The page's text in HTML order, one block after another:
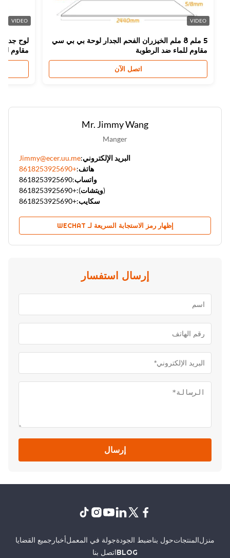
5 ملم 8 ملم الخيزران الفحم الجدار لوحة بي بي سي
مقاوم للماء ضد الرطوبة
اتصل الآن
مقاوم
Mr. Jimmy Wang
Manger
البريد الإلكتروني:Jimmy@ecer.uu.me
هاتف:+8618253925690
واتساب:8618253925690
(ويتشات):+8618253925690
سكايب:+8618253925690
إظهار رمز الاستجابة السريعة لـ WECHAT
إرسال استفسار
إرسال
المنتجاتحول بناضبط الجودةجولة في المعملأخبار جميع القضايا
BLOGاتصل بنا